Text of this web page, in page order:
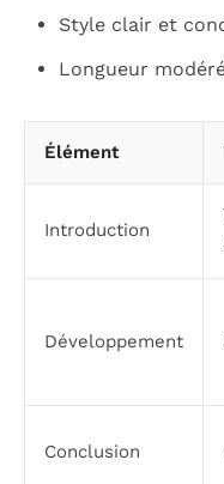
Style clair et
Longueur
Élément
Introduction
Développement
Conclusion